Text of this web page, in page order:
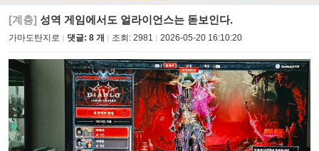
[계층] 성역 게임에서도 얼라이언스는 돋보인다.
가마도탄지로 댓글: 8 개 조회: 2981 2026-05-20 16:10:20